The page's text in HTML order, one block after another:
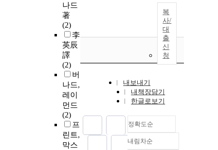
나드
著
(2)
李
英辰
譯
(2)
버
나드,
레이
먼드
(2)
프
린트,
막스
복
사/
대
출
신
청
내보내기
내책장담기
한글로보기
정확도순
정확도
내림차순